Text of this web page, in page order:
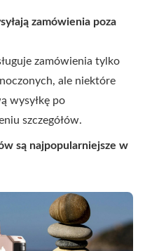
zamówienia poza
zamówienia tylko
ale niektóre
wysyłkę po
szczegółów.
są najpopularniejsze w